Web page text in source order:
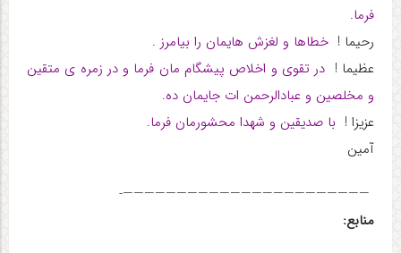
فرما.
رحیما ! خطاها و لغزش هایمان را بیامرز .
عظیما ! در تقوی و اخلاص پیشگام مان فرما و در زمره ی متقین
و مخلصین و عبادالرحمن ات جایمان ده.
عزیزا ! با صدیقین و شهدا محشورمان فرما.
آمین
———————————————————————-
منابع: